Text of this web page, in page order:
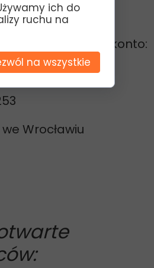
na nasze konto:
Wrocławiu
ich do
ruchu na
na wszystkie